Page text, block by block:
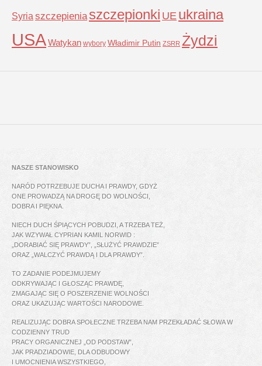
Syria szczepienia szczepionki UE ukraina
USAWatykan wybory Władimir Putin ZSRR Żydzi
NASZE STANOWISKO
NARÓD POTRZEBUJE DUCHA I PRAWDY, GDYŻ
ONE PROWADZĄ NA DROGĘ DO WOLNOŚCI,
DOBRA I PIĘKNA.
NIECH DUCH ŚPIĄCYCH POBUDZI, A TRZEBA TEŻ,
JAK WZYWAŁ CYPRIAN KAMIL NORWID :
„DORABIAĆ SIĘ PRAWDY”, „SŁUŻYĆ PRAWDZIE”
ORAZ „WALCZYĆ PRAWDĄ I DLA PRAWDY”.
TO ZADANIE PODEJMUJEMY
ODKRYWAJĄC I GŁOSZĄC PRAWDĘ,
ZMAGAJĄC SIĘ O POSZERZENIE WOLNOŚCI
ORAZ UKAZUJĄC WARTOŚCI NARODOWE.
REALIZUJĄC DOBRA SPOŁECZNE TRZEBA NAM PRZEKŁADAĆ SŁOWA W
CODZIENNY TRUD
PRACY ORGANICZNEJ „OD PODSTAW”,
JAK PRADZIADOWIE, DLA ODBUDOWY
I UMOCNIENIA WSZYSTKIEGO,